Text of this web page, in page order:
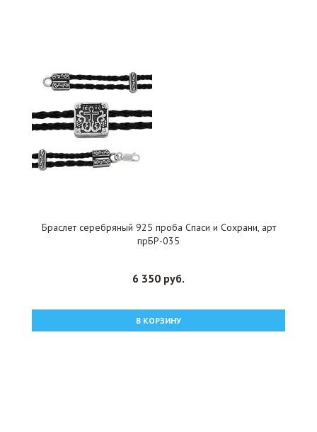
Браслет серебряный 925 проба Спаси и Сохрани, арт
прБР-035
6 350 руб.
В КОРЗИНУ